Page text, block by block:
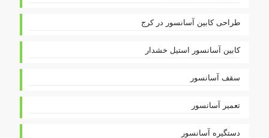
طراحی کابین آسانسور در کرج
کابین آسانسور استیل خشدار
سقف آسانسور
تعمیر آسانسور
دستگیره آسانسور